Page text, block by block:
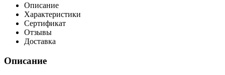
Описание
Характеристики
Сертификат
Отзывы
Доставка
Описание